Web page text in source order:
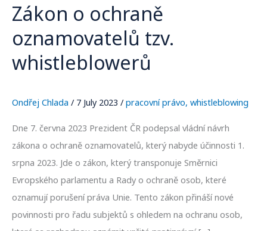
Zákon o ochraně
oznamovatelů tzv.
whistleblowerů
Ondřej Chlada / 7 July 2023 / pracovní právo, whistleblowing
Dne 7. června 2023 Prezident ČR podepsal vládní návrh
zákona o ochraně oznamovatelů, který nabyde účinnosti 1.
srpna 2023. Jde o zákon, který transponuje Směrnici
Evropského parlamentu a Rady o ochraně osob, které
oznamují porušení práva Unie. Tento zákon přináší nové
povinnosti pro řadu subjektů s ohledem na ochranu osob,
Zákon
ochraně
oznamovatelů
whistleblowerů